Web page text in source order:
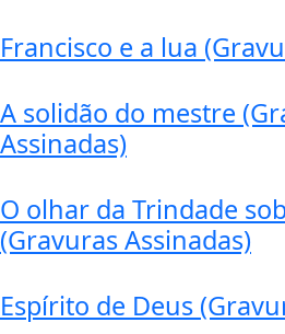
Francisco e a lua
A solidão do mestre
Assinadas)
O olhar da Trindade
(Gravuras Assinadas)
Espírito de Deus